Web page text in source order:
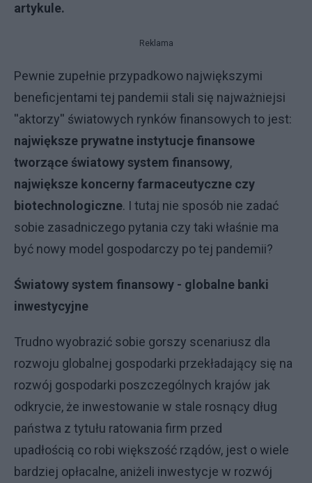
artykule.
Reklama
Pewnie zupełnie przypadkowo największymi
beneficjentami tej pandemii stali się najważniejsi
''aktorzy'' światowych rynków finansowych to jest:
największe prywatne instytucje finansowe
tworzące światowy system finansowy,
największe koncernyfarmaceutyczne czy
biotechnologiczne. I tutaj nie sposób nie zadać
sobie zasadniczego pytania czy taki właśnie ma
być nowy model gospodarczy po tej pandemii?
Światowy system finansowy - globalne banki
inwestycyjne
Trudno wyobrazić sobie gorszy scenariusz dla
rozwoju globalnej gospodarki przekładający się na
rozwój gospodarki poszczególnych krajów jak
odkrycie, że inwestowanie w stale rosnący dług
państwa z tytułu ratowania firm przed
upadłością co robi większość rządów, jest o wiele
bardziej opłacalne, aniżeli inwestycje w rozwój